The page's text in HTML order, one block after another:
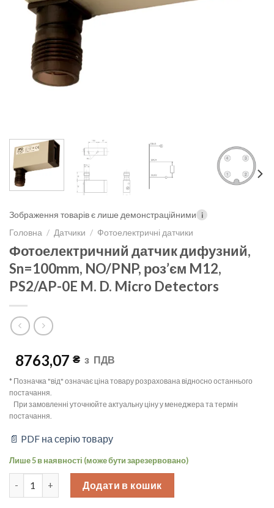
Зображення товарів є лише демонстраційними i
Головна / Датчики / Фотоелектричні датчики
Фотоелектричний датчик дифузний,
Sn=100mm, NO/PNP, роз’єм M12,
PS2/AP-0E M. D. Micro Detectors
8763,07 ₴ з ПДВ
* Позначка "від" означає ціна товару розрахована відносно останнього
постачання.
При замовленні уточнюйте актуальну ціну у менеджера та термін
постачання.
📄 PDF на серію товару
Лише 5 в наявності (може бути зарезервовано)
Фотоелектричний датчик дифузний, Sn=100mm, NO/PNP,
Додати в кошик